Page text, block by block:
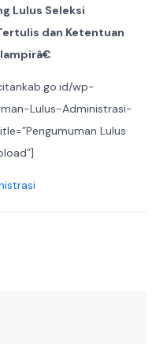
Lulus Seleksi
dan Ketentuan
wp-
Lulus-Administrasi-
Lulus